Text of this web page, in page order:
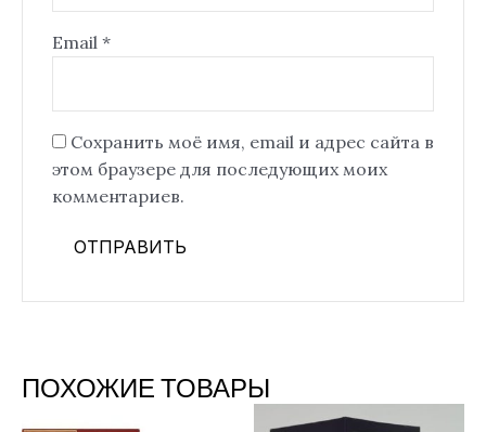
Email *
Сохранить моё имя, email и адрес сайта в
этом браузере для последующих моих
комментариев.
ПОХОЖИЕ ТОВАРЫ